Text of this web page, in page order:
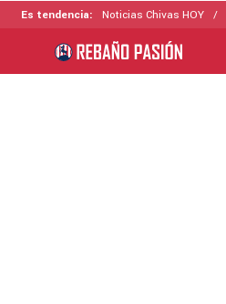
Es tendencia: Noticias Chivas HOY